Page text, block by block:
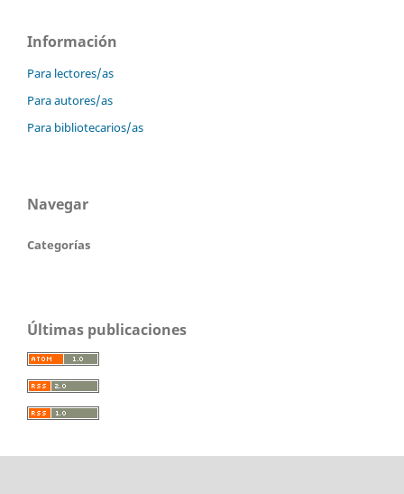
Información
Para lectores/as
Para autores/as
Para bibliotecarios/as
Navegar
Categorías
Últimas publicaciones